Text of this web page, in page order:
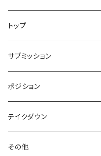
須藤拓真
稲葉洋人
中村剛士
ジエゴエンリケ
山田海南江
クラス
ドリル
スパーリング
クローズド
ベーシック
ラバー
ハーフ
ノーマル
ニーシールドハーフ
オープン
片襟片袖
デラヒーバ
シッティング
シッティング
足絡み(仮)
トップ
ガード解除orガードブレイク
vs(各ガード名称)
パスガード
トレアドール
クロスグリップ
バックテイク
ベリンボロ
ベース
サブミッション
極め技
ヒールフック
フットロック
絞め技
三角絞め
ポジション
ポジション(エスケープ含む)
マウント
テイクダウン
レスリング
その他